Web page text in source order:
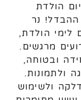
יום הולדת
נר
לימי הולדת,
מרגשים.
ובטוחה,
ולתמונות.
ולשימוש